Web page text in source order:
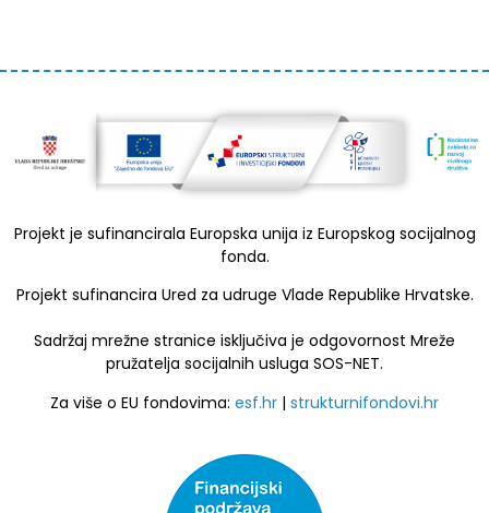
Projekt je sufinancirala Europska unija iz Europskog socijalnog
fonda.
Projekt sufinancira Ured za udruge Vlade Republike Hrvatske.
Sadržaj mrežne stranice isključiva je odgovornost Mreže
pružatelja socijalnih usluga SOS-NET.
Za više o EU fondovima: esf.hr | strukturnifondovi.hr